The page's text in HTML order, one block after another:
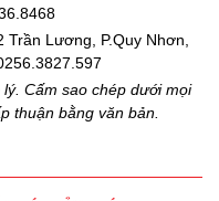
Lương, P.Quy Nhơn,
Cấm sao chép dưới mọi
thuận bằng văn bản.